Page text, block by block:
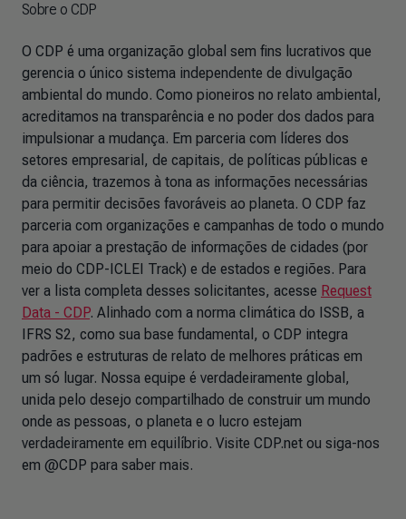
Sobre o CDP
O CDP é uma organização global sem fins lucrativos que
gerencia o único sistema independente de divulgação
ambiental do mundo. Como pioneiros no relato ambiental,
acreditamos na transparência e no poder dos dados para
impulsionar a mudança. Em parceria com líderes dos
setores empresarial, de capitais, de políticas públicas e
da ciência, trazemos à tona as informações necessárias
para permitir decisões favoráveis ao planeta. O CDP faz
parceria com organizações e campanhas de todo o mundo
para apoiar a prestação de informações de cidades (por
meio do CDP-ICLEI Track) e de estados e regiões. Para
ver a lista completa desses solicitantes, acesse Request
Data - CDP. Alinhado com a norma climática do ISSB, a
IFRS S2, como sua base fundamental, o CDP integra
padrões e estruturas de relato de melhores práticas em
um só lugar. Nossa equipe é verdadeiramente global,
unida pelo desejo compartilhado de construir um mundo
onde as pessoas, o planeta e o lucro estejam
verdadeiramente em equilíbrio. Visite CDP.net ou siga-nos
em @CDP para saber mais.